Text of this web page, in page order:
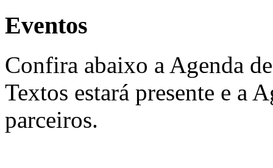
Eventos
Confira abaixo a Agenda
Textos estará presente e a
parceiros.